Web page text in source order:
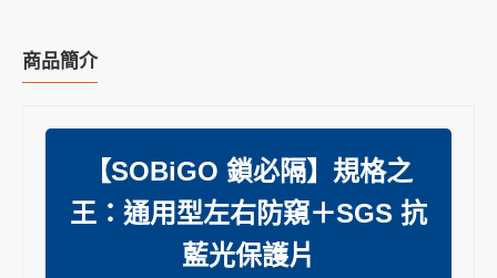
商品簡介
【SOBiGO 鎖必隔】規格之
王：通用型左右防窺＋SGS 抗
藍光保護片